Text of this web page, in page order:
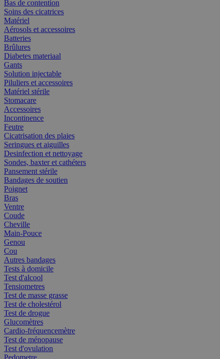
Bas de contention
Soins des cicatrices
Matériel
Aérosols et accessoires
Batteries
Brûlures
Diabetes materiaal
Gants
Solution injectable
Piluliers et accessoires
Matériel stérile
Stomacare
Accessoires
Incontinence
Feutre
Cicatrisation des plaies
Seringues et aiguilles
Desinfection et nettoyage
Sondes, baxter et cathéters
Pansement stérile
Bandages de soutien
Poignet
Bras
Ventre
Coude
Cheville
Main-Pouce
Genou
Cou
Autres bandages
Tests à domicile
Test d'alcool
Tensiometres
Test de masse grasse
Test de cholestérol
Test de drogue
Glucomètres
Cardio-fréquencemètre
Test de ménopause
Test d'ovulation